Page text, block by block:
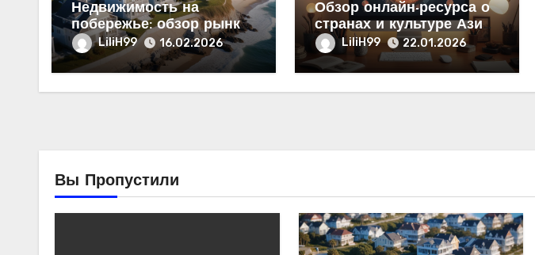
Недвижимость на
побережье: обзор рынка
продаж и цен
LiliH99 16.02.2026
Обзор онлайн-ресурса о
странах и культуре Азии:
структура и содержание
LiliH99 22.01.2026
Вы Пропустили